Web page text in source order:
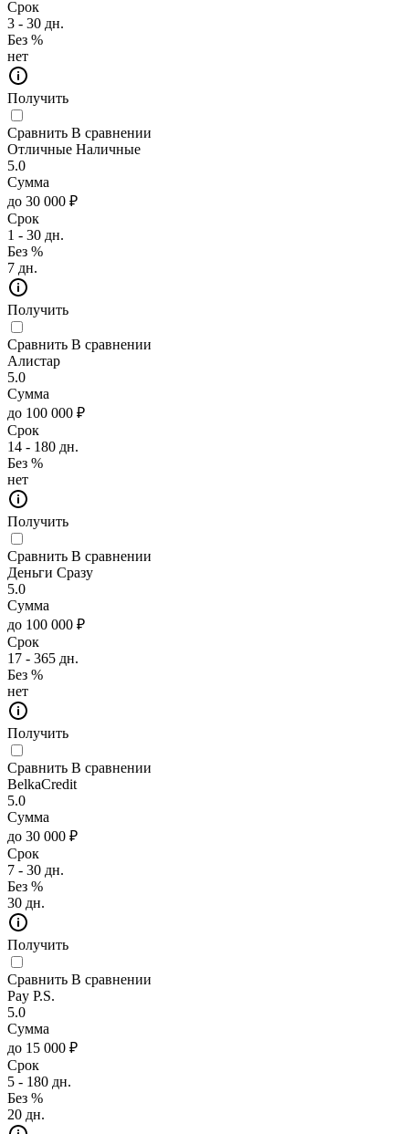
Срок
3 - 30 дн.
Без %
нет
Получить
Сравнить В сравнении
Отличные Наличные
5.0
Сумма
до 30 000 ₽
Срок
1 - 30 дн.
Без %
7 дн.
Получить
Сравнить В сравнении
Алистар
5.0
Сумма
до 100 000 ₽
Срок
14 - 180 дн.
Без %
нет
Получить
Сравнить В сравнении
Деньги Сразу
5.0
Сумма
до 100 000 ₽
Срок
17 - 365 дн.
Без %
нет
Получить
Сравнить В сравнении
BelkaCredit
5.0
Сумма
до 30 000 ₽
Срок
7 - 30 дн.
Без %
30 дн.
Получить
Сравнить В сравнении
Pay P.S.
5.0
Сумма
до 15 000 ₽
Срок
5 - 180 дн.
Без %
20 дн.